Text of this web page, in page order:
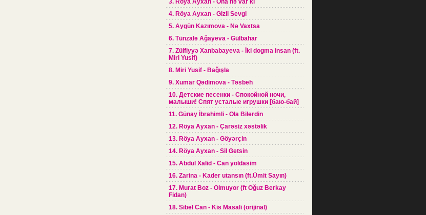
3. Röya Ayxan - Ona nə var ki
4. Röya Ayxan - Gizli Sevgi
5. Aygün Kazımova - Nə Vaxtsa
6. Tünzalə Ağayeva - Gülbahar
7. Zülfiyyə Xanbabayeva - İki dogma insan (ft.
Miri Yusif)
8. Miri Yusif - Bağışla
9. Xumar Qədimova - Təsbeh
10. Детские песенки - Спокойной ночи,
малыши! Спят усталые игрушки [баю-бай]
11. Günay İbrahimli - Ola Bilerdin
12. Röya Ayxan - Çarəsiz xəstəlik
13. Röya Ayxan - Göyərçin
14. Röya Ayxan - Sil Getsin
15. Abdul Xalid - Can yoldasim
16. Zarina - Kader utansın (ft.Ümit Sayın)
17. Murat Boz - Olmuyor (ft Oğuz Berkay
Fidan)
18. Sibel Can - Kis Masali (orijinal)